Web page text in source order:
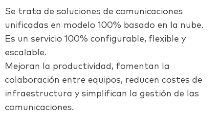
Se trata de soluciones de comunicaciones
unificadas en modelo 100% basado en la nube.
Es un servicio 100% configurable, flexible y
escalable.
Mejoran la productividad, fomentan la
colaboración entre equipos, reducen costes de
infraestructura y simplifican la gestión de las
comunicaciones.